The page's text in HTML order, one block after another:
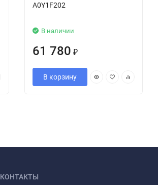
A0Y1F202
В наличии
61 780 ₽
В корзину
КОНТАКТЫ